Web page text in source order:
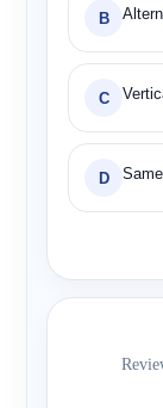
B
C
D